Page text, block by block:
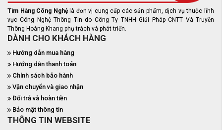
Tìm Hàng Công Nghệ là đơn vị cung cấp các sản phẩm, dịch vụ thuộc lĩnh
vực Công Nghệ Thông Tin do Công Ty TNHH Giải Pháp CNTT Và Truyền
Thông Hoàng Khang phụ trách và phát triển.
DÀNH CHO KHÁCH HÀNG
Hướng dẫn mua hàng
Hướng dẫn thanh toán
Chính sách bảo hành
Vận chuyển và giao nhận
Đổi trả và hoàn tiền
Bảo mật thông tin
THÔNG TIN WEBSITE